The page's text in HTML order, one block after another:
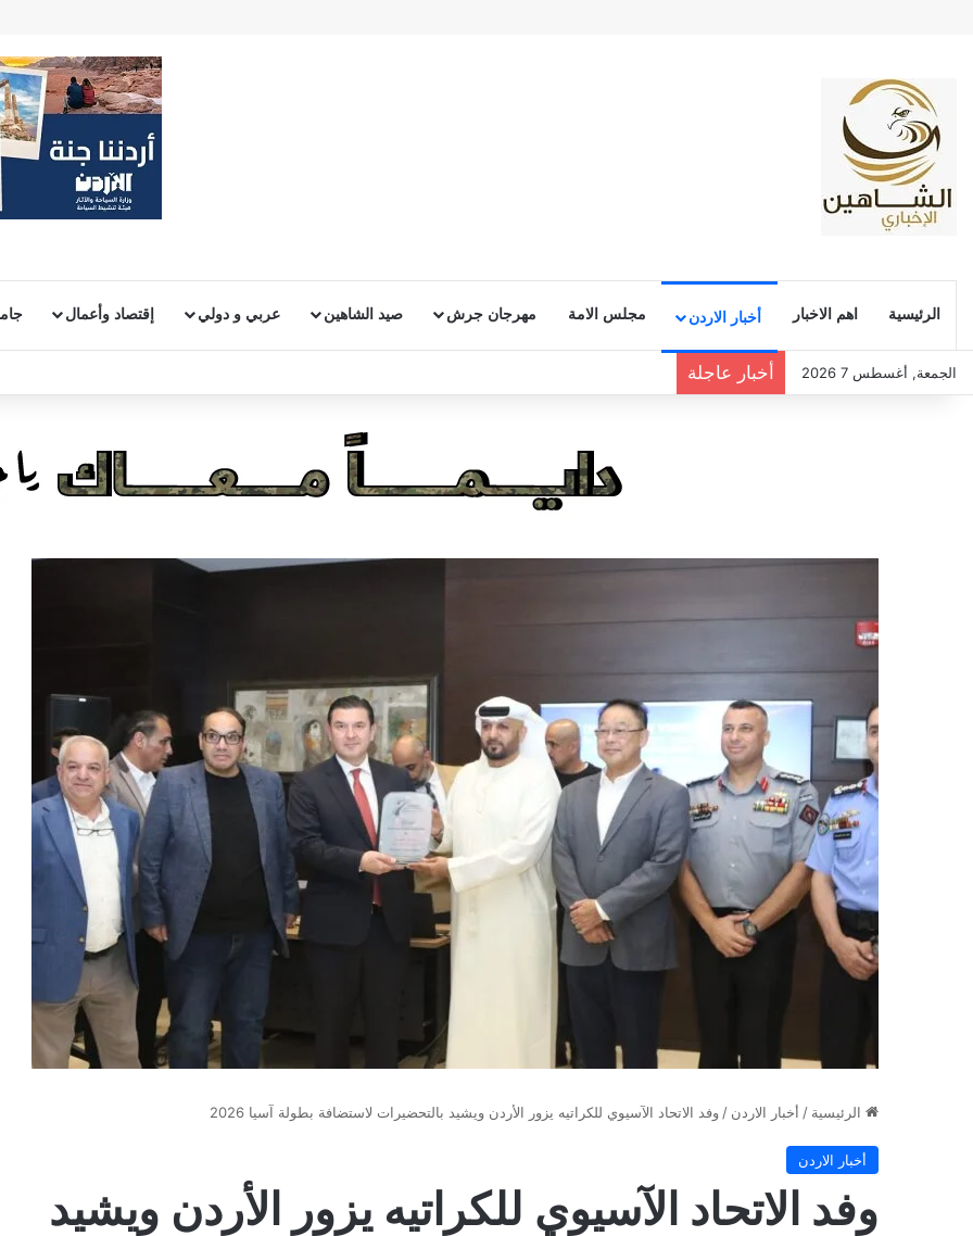
الرئيسية اهم الاخبار أخبار الاردن مجلس الامة مهرجان جرش صيد الشاهين عربي و دولي إقتصاد وأعمال
الجمعة, أغسطس 7 2026 أخبار عاجلة
الرئيسية / أخبار الاردن / وفد الاتحاد الآسيوي للكراتيه يزور الأردن ويشيد بالتحضيرات لاستضافة بطولة آسيا 2026
أخبار الاردن
وفد الاتحاد الآسيوي للكراتيه يزور الأردن ويشيد